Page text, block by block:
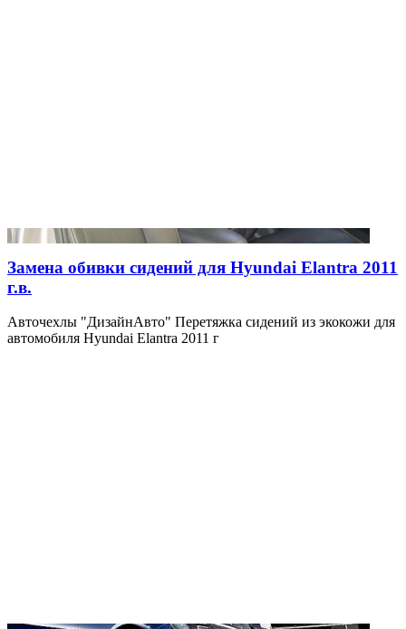
Замена обивки сидений для Hyundai Elantra 2011
г.в.
Авточехлы "ДизайнАвто" Перетяжка сидений из экокожи для
автомобиля Hyundai Elantra 2011 г